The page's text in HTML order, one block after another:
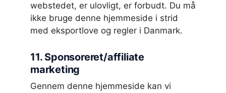
webstedet, er ulovligt, er forbudt. Du må
ikke bruge denne hjemmeside i strid
med eksportlove og regler i Danmark.
11. Sponsoreret/affiliate
marketing
Gennem denne hjemmeside kan vi